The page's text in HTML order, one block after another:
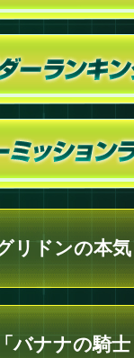
リドンの本
バナナの騎